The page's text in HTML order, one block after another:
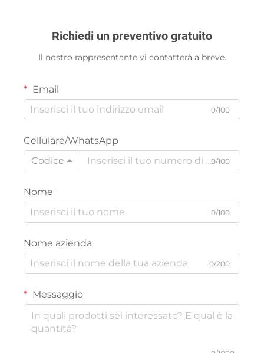
Richiedi un preventivo gratuito
Il nostro rappresentante vi contatterà a breve.
Email
0/100
Cellulare/WhatsApp
Codice
0/100
Nome
0/100
Nome azienda
0/200
Messaggio